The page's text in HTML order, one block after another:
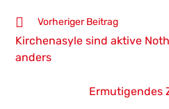
Weitere
Artikel
ansehen
Vorheriger Beitrag
Kirchenasyle sind aktive
anders
Ermutigendes